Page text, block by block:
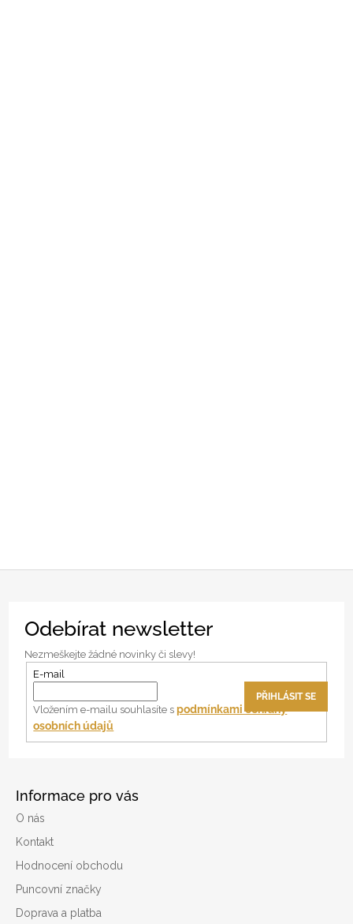
Informace pro vás
O nás
Kontakt
Hodnocení obchodu
Puncovní značky
Doprava a platba
Odebírat newsletter
Nezmeškejte žádné novinky či slevy!
E-mail
Vložením e-mailu souhlasíte spodmínkami ochrany
osobních údajů
PŘIHLÁSIT SE